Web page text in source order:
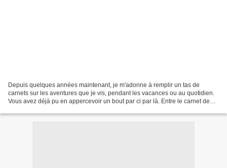
Depuis quelques années maintenant, je m'adonne à remplir un tas de
carnets sur les aventures que je vis, pendant les vacances ou au quotidien.
Vous avez déjà pu en appercevoir un bout par ci par là. Entre le carnet de